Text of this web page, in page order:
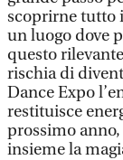
scoprirne tutto
un luogo dove
questo
rischia di
Dance Expo
restituisce
prossimo
insieme la